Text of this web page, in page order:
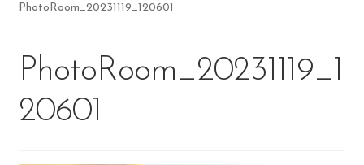
PhotoRoom_20231119_120601
PhotoRoom_20231119_1
20601